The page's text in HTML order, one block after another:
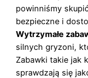
powinniśmy
bezpieczne i
Wytrzymałe
silnych gryzoni,
Zabawki takie jak
sprawdzają się